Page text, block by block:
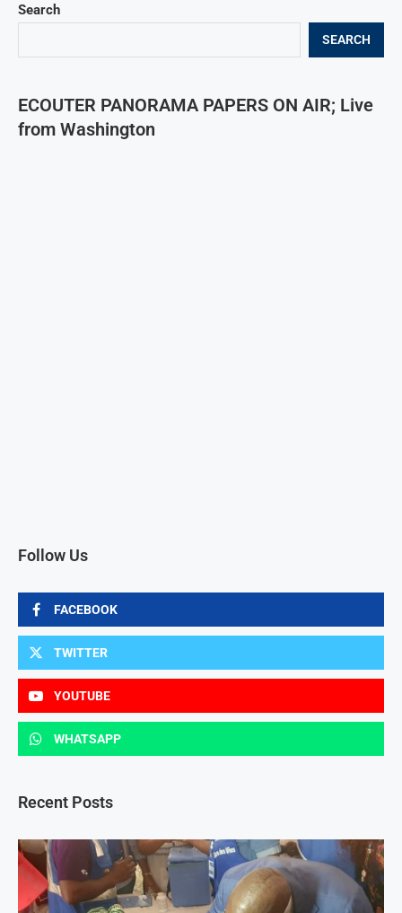
Search
SEARCH
ECOUTER PANORAMA PAPERS ON AIR; Live
from Washington
Follow Us
FACEBOOK
TWITTER
YOUTUBE
WHATSAPP
Recent Posts